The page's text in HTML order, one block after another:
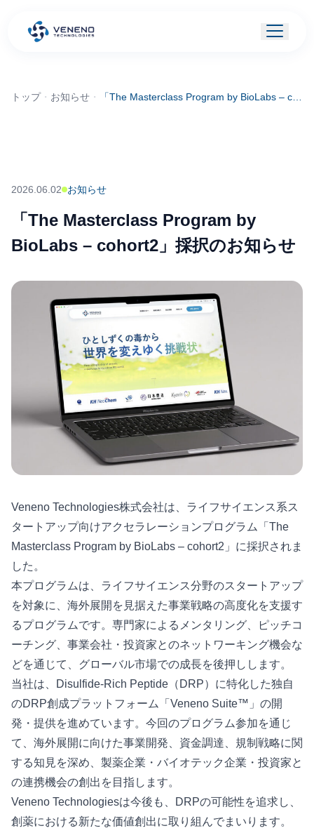
トップ・ お知らせ ・
2026.06.02 お知らせ
「The Masterclass Program by
BioLabs – cohort2」採択のお知らせ
Veneno Technologies株式会社は、ライフサイエンス系ス
タートアップ向けアクセラレーションプログラム「The
Masterclass Program by BioLabs – cohort2」に採択されま
した。
本プログラムは、ライフサイエンス分野のスタートアップ
を対象に、海外展開を見据えた事業戦略の高度化を支援す
るプログラムです。専門家によるメンタリング、ピッチコ
ーチング、事業会社・投資家とのネットワーキング機会な
どを通じて、グローバル市場での成長を後押しします。
当社は、Disulfide-Rich Peptide（DRP）に特化した独自
のDRP創成プラットフォーム「Veneno Suite™」の開
発・提供を進めています。今回のプログラム参加を通じ
て、海外展開に向けた事業開発、資金調達、規制戦略に関
する知見を深め、製薬企業・バイオテック企業・投資家と
の連携機会の創出を目指します。
Veneno Technologiesは今後も、DRPの可能性を追求し、
創薬における新たな価値創出に取り組んでまいります。